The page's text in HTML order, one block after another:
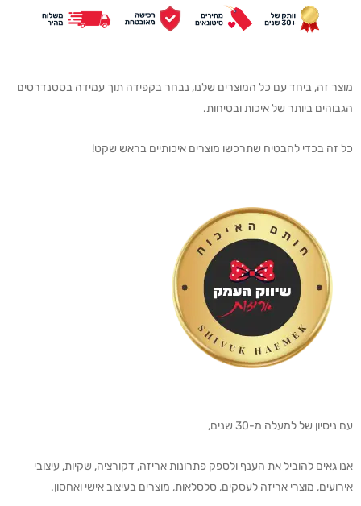
מוצר זה, ביחד עם כל המוצרים שלנו, נבחר בקפידה תוך עמידה בסטנדרטים
הגבוהים ביותר של איכות ובטיחות.
כל זה בכדי להבטיח שתרכשו מוצרים איכותיים בראש שקט!
עם ניסיון של למעלה מ-30 שנים,
אנו גאים להוביל את הענף ולספק פתרונות אריזה, דקורציה, שקיות, עיצובי
אירועים, מוצרי אריזה לעסקים, סלסלאות, מוצרים בעיצוב אישי ואחסון.